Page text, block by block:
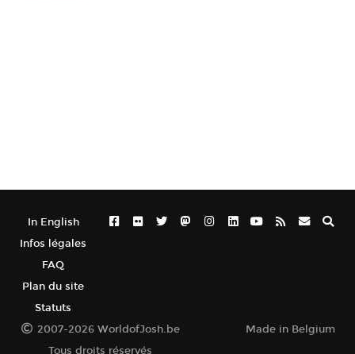
In English
Infos légales
FAQ
Plan du site
Statuts
2007-2026 WorldofJosh.be
Tous droits réservés
Made in Belgium